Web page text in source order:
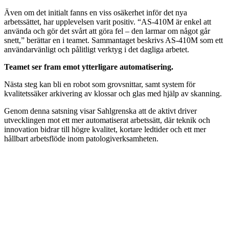
Även om det initialt fanns en viss osäkerhet inför det nya
arbetssättet, har upplevelsen varit positiv. “AS-410M är enkel att
använda och gör det svårt att göra fel – den larmar om något går
snett,” berättar en i teamet. Sammantaget beskrivs AS-410M som ett
användarvänligt och pålitligt verktyg i det dagliga arbetet.
Teamet ser fram emot ytterligare automatisering.
Nästa steg kan bli en robot som grovsnittar, samt system för
kvalitetssäker arkivering av klossar och glas med hjälp av skanning.
Genom denna satsning visar Sahlgrenska att de aktivt driver
utvecklingen mot ett mer automatiserat arbetssätt, där teknik och
innovation bidrar till högre kvalitet, kortare ledtider och ett mer
hållbart arbetsflöde inom patologiverksamheten.